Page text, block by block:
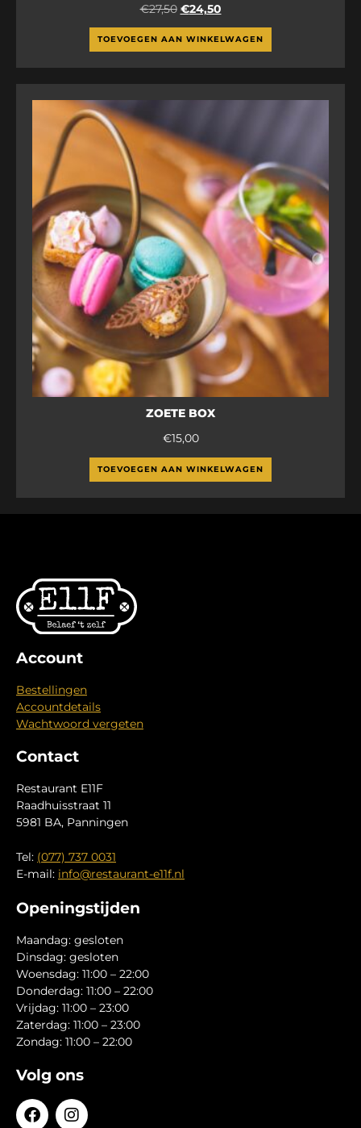
€27,50 €24,50
TOEVOEGEN AAN WINKELWAGEN
ZOETE BOX
€15,00
TOEVOEGEN AAN WINKELWAGEN
Account
Bestellingen
Accountdetails
Wachtwoord vergeten
Contact
Restaurant E11F
Raadhuisstraat 11
5981 BA, Panningen
Tel: (077) 737 0031
E-mail: info@restaurant-e11f.nl
Openingstijden
Maandag: gesloten
Dinsdag: gesloten
Woensdag: 11:00 – 22:00
Donderdag: 11:00 – 22:00
Vrijdag: 11:00 – 23:00
Zaterdag: 11:00 – 23:00
Zondag: 11:00 – 22:00
Volg ons